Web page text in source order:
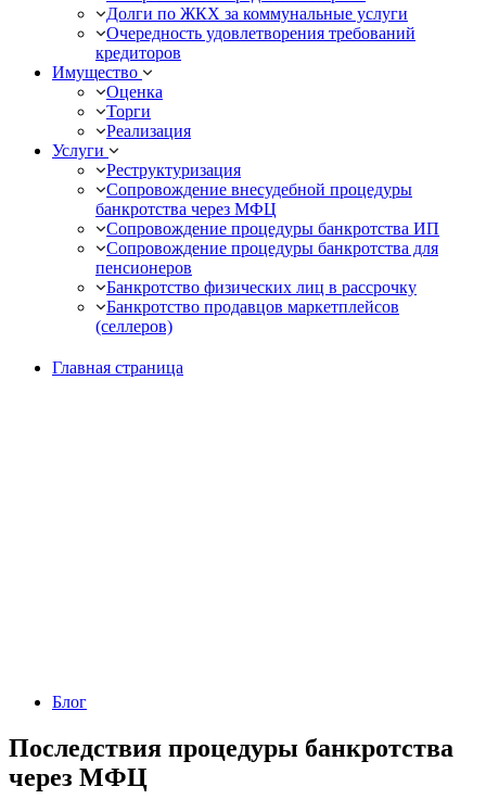
Долги по ЖКХ за коммунальные услуги
Очередность удовлетворения требований
кредиторов
Имущество
Оценка
Торги
Реализация
Услуги
Реструктуризация
Сопровождение внесудебной процедуры
банкротства через МФЦ
Сопровождение процедуры банкротства ИП
Сопровождение процедуры банкротства для
пенсионеров
Банкротство физических лиц в рассрочку
Банкротство продавцов маркетплейсов
(селлеров)
Главная страница
Блог
Последствия процедуры банкротства
через МФЦ